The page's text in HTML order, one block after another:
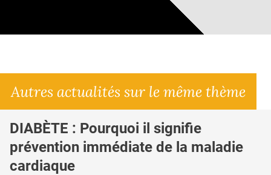
Autres actualités sur le même thème
DIABÈTE : Pourquoi il signifie
prévention immédiate de la maladie
cardiaque